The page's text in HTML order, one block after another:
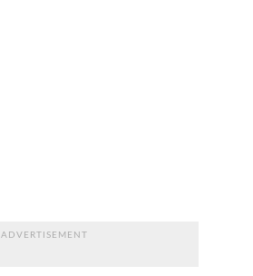
ADVERTISEMENT